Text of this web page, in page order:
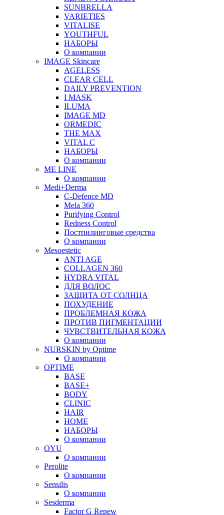
SUNBRELLA
VARIETIES
VITALISE
YOUTHFUL
НАБОРЫ
О компании
IMAGE Skincare
AGELESS
CLEAR CELL
DAILY PREVENTION
I MASK
ILUMA
IMAGE MD
ORMEDIC
THE MAX
VITAL C
НАБОРЫ
О компании
ME LINE
О компании
Medi+Derma
C-Defence MD
Mela 360
Purifying Control
Redness Control
Постпилинговые средства
О компании
Mesoestetic
ANTI AGE
COLLAGEN 360
HYDRA VITAL
ДЛЯ ВОЛОС
ЗАЩИТА ОТ СОЛНЦА
ПОХУДЕНИЕ
ПРОБЛЕМНАЯ КОЖА
ПРОТИВ ПИГМЕНТАЦИИ
ЧУВСТВИТЕЛЬНАЯ КОЖА
О компании
NURSKIN by Optime
О компании
OPTIME
BASE
BASE+
BODY
CLINIC
HAIR
HOME
НАБОРЫ
О компании
OYU
О компании
Perolite
О компании
Sensilis
О компании
Sesderma
Factor G Renew